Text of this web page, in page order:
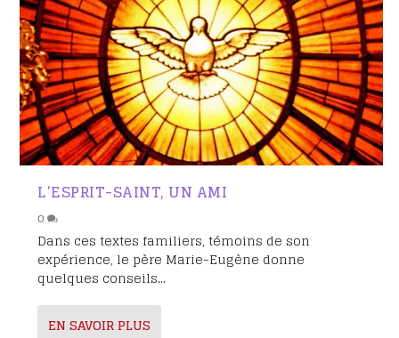
L’ESPRIT-SAINT, UN AMI
0
Dans ces textes familiers, témoins de son
expérience, le père Marie-Eugène donne
quelques conseils...
EN SAVOIR PLUS